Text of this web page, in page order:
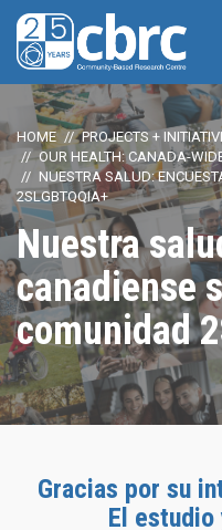
HOME
PROJECTS +
OUR HEALTH: CANADA-
NUESTRA SALUD:
2SLGBTQQIA+
Nuestra
canadiense
comunidad
Gracias por su
El